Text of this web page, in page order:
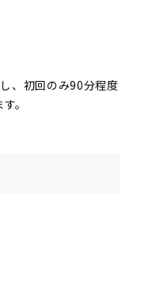
、初回のみ90分程度
。